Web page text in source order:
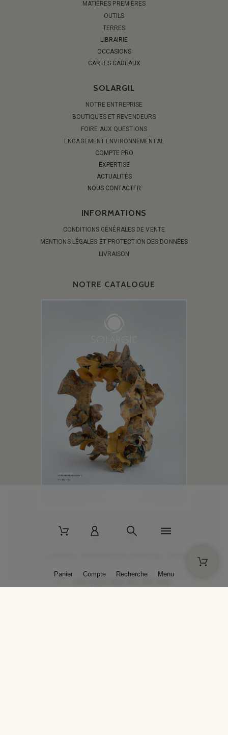
MATIÈRES PREMIÈRES
OUTILS
TERRES
LIBRAIRIE
OCCASIONS
CARTES CADEAUX
SOLARGIL
NOTRE ENTREPRISE
BOUTIQUES ET REVENDEURS
FOIRE AUX QUESTIONS
ENGAGEMENT ENVIRONNEMENTAL
COMPTE PRO
EXPERTISE
ACTUALITÉS
NOUS CONTACTER
INFORMATIONS
CONDITIONS GÉNÉRALES DE VENTE
MENTIONS LÉGALES ET PROTECTION DES DONNÉES
LIVRAISON
NOTRE CATALOGUE
+33 (0)3 86 45 50 00
Panier Compte Recherche Menu